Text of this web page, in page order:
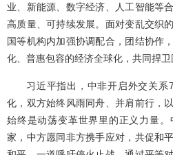
业、新能源、数字经济、人工智能等
高质量、可持续发展。面对变乱交织
国等机构内加强协调配合，团结协作
化、普惠包容的经济全球化，共同捍卫
习近平指出，中非开启外交关
化，双方始终风雨同舟、并肩前行，
始终是动荡变革世界里的正义力量
家，中方愿同非方携手应对，共促和